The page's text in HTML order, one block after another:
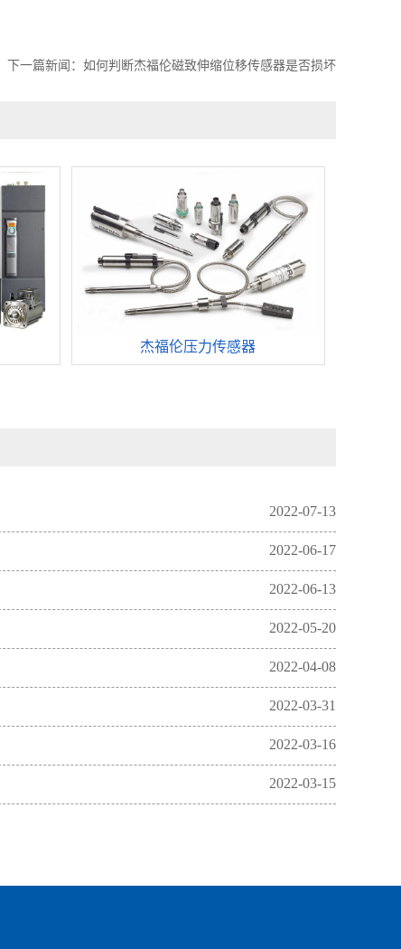
下一篇新闻： 如何判断杰福伦磁致伸缩位移传感器是否损坏
杰福伦压力传感器
2022-07-13
2022-06-17
2022-06-13
2022-05-20
2022-04-08
2022-03-31
2022-03-16
2022-03-15